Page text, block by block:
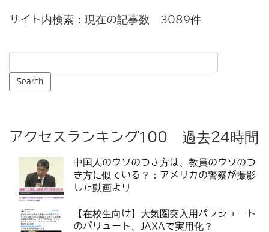
サイト内検索：現在の記事数 3089件
アクセスランキング100 過去24時間
中国人のウソのつき方は、教員のウソのつ
き方に似ている？：アメリカの警察が撮影
した動画より
【在校生向け】大気圏突入用パラシュート
のバリュート、JAXAで実用化？